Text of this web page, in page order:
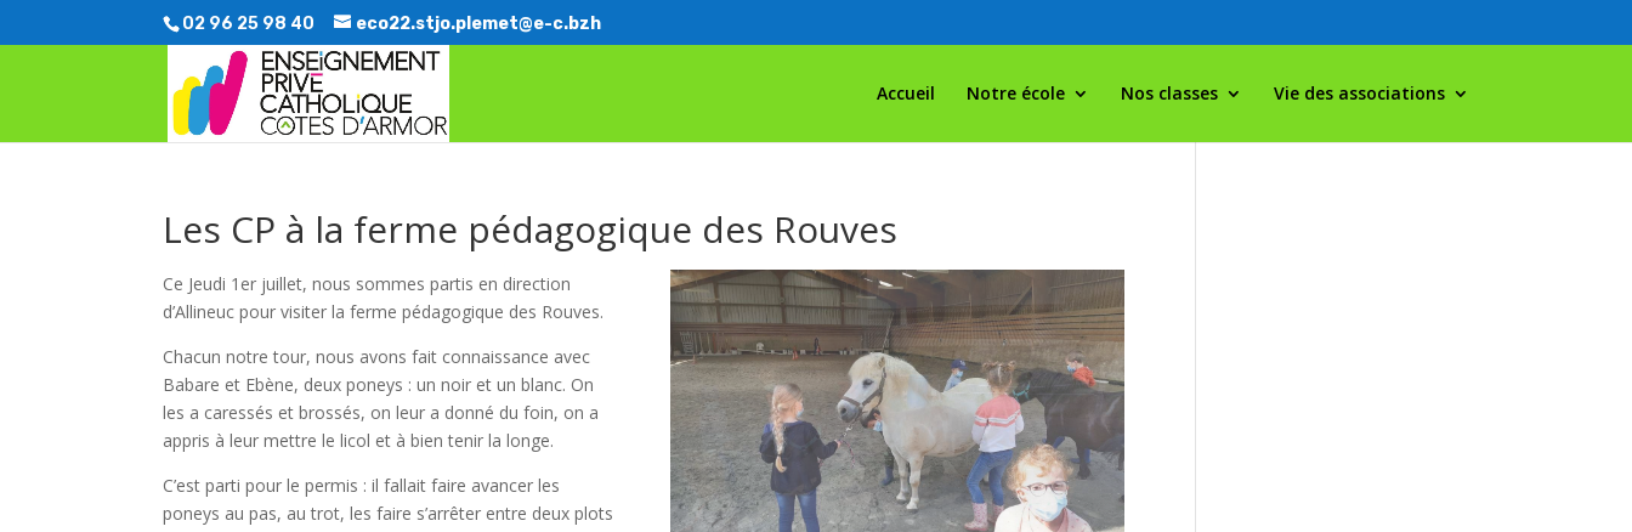
02 96 25 98 40 eco22.stjo.plemet@e-c.bzh
Accueil Notre école Nos classes Vie des associations
Les CP à la ferme pédagogique des Rouves
Ce Jeudi 1er juillet, nous sommes partis en direction
d’Allineuc pour visiter la ferme pédagogique des Rouves.
Chacun notre tour, nous avons fait connaissance avec
Babare et Ebène, deux poneys : un noir et un blanc. On
les a caressés et brossés, on leur a donné du foin, on a
appris à leur mettre le licol et à bien tenir la longe.
C’est parti pour le permis : il fallait faire avancer les
poneys au pas, au trot, les faire s’arrêter entre deux plots